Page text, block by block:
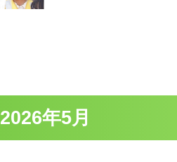
2026年5月